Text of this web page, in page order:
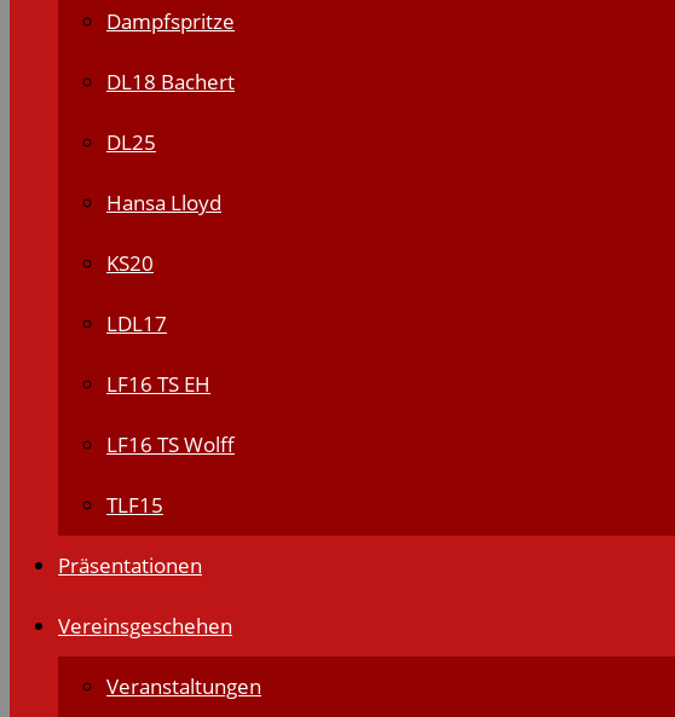
Dampfspritze
DL18 Bachert
DL25
Hansa Lloyd
KS20
LDL17
LF16 TS EH
LF16 TS Wolff
TLF15
Präsentationen
Vereinsgeschehen
Veranstaltungen